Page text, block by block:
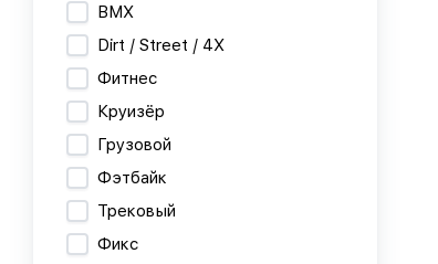
BMX
Dirt / Street / 4X
Фитнес
Круизёр
Грузовой
Фэтбайк
Трековый
Фикс